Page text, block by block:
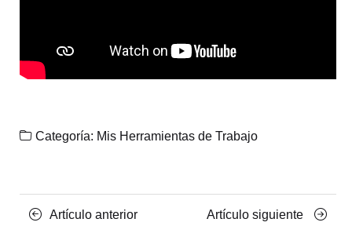
Categoría: Mis Herramientas de Trabajo
Navegación
Artículo anteriorArtículo
Artículo siguiente
Artículo